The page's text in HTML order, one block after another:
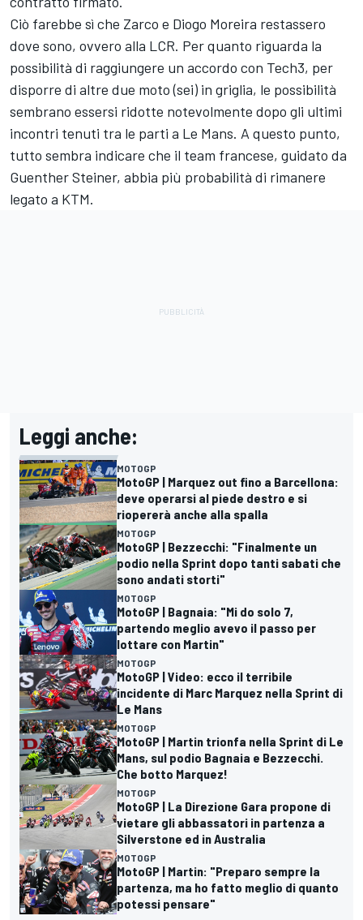
Ciò farebbe sì che Zarco e Diogo Moreira restassero
dove sono, ovvero alla LCR. Per quanto riguarda la
possibilità di raggiungere un accordo con Tech3, per
disporre di altre due moto (sei) in griglia, le possibilità
sembrano essersi ridotte notevolmente dopo gli ultimi
incontri tenuti tra le parti a Le Mans. A questo punto,
tutto sembra indicare che il team francese, guidato da
Guenther Steiner, abbia più probabilità di rimanere
legato a KTM.
Leggi anche:
MOTOGP
MotoGP | Marquez out fino a Barcellona:
deve operarsi al piede destro e si
riopererà anche alla spalla
MOTOGP
MotoGP | Bezzecchi: "Finalmente un
podio nella Sprint dopo tanti sabati che
sono andati storti"
MOTOGP
MotoGP | Bagnaia: "Mi do solo 7,
partendo meglio avevo il passo per
lottare con Martin"
MOTOGP
MotoGP | Video: ecco il terribile
incidente di Marc Marquez nella Sprint di
Le Mans
MOTOGP
MotoGP | Martin trionfa nella Sprint di Le
Mans, sul podio Bagnaia e Bezzecchi.
Che botto Marquez!
MOTOGP
MotoGP | La Direzione Gara propone di
vietare gli abbassatori in partenza a
Silverstone ed in Australia
MOTOGP
MotoGP | Martin: "Preparo sempre la
partenza, ma ho fatto meglio di quanto
potessi pensare"